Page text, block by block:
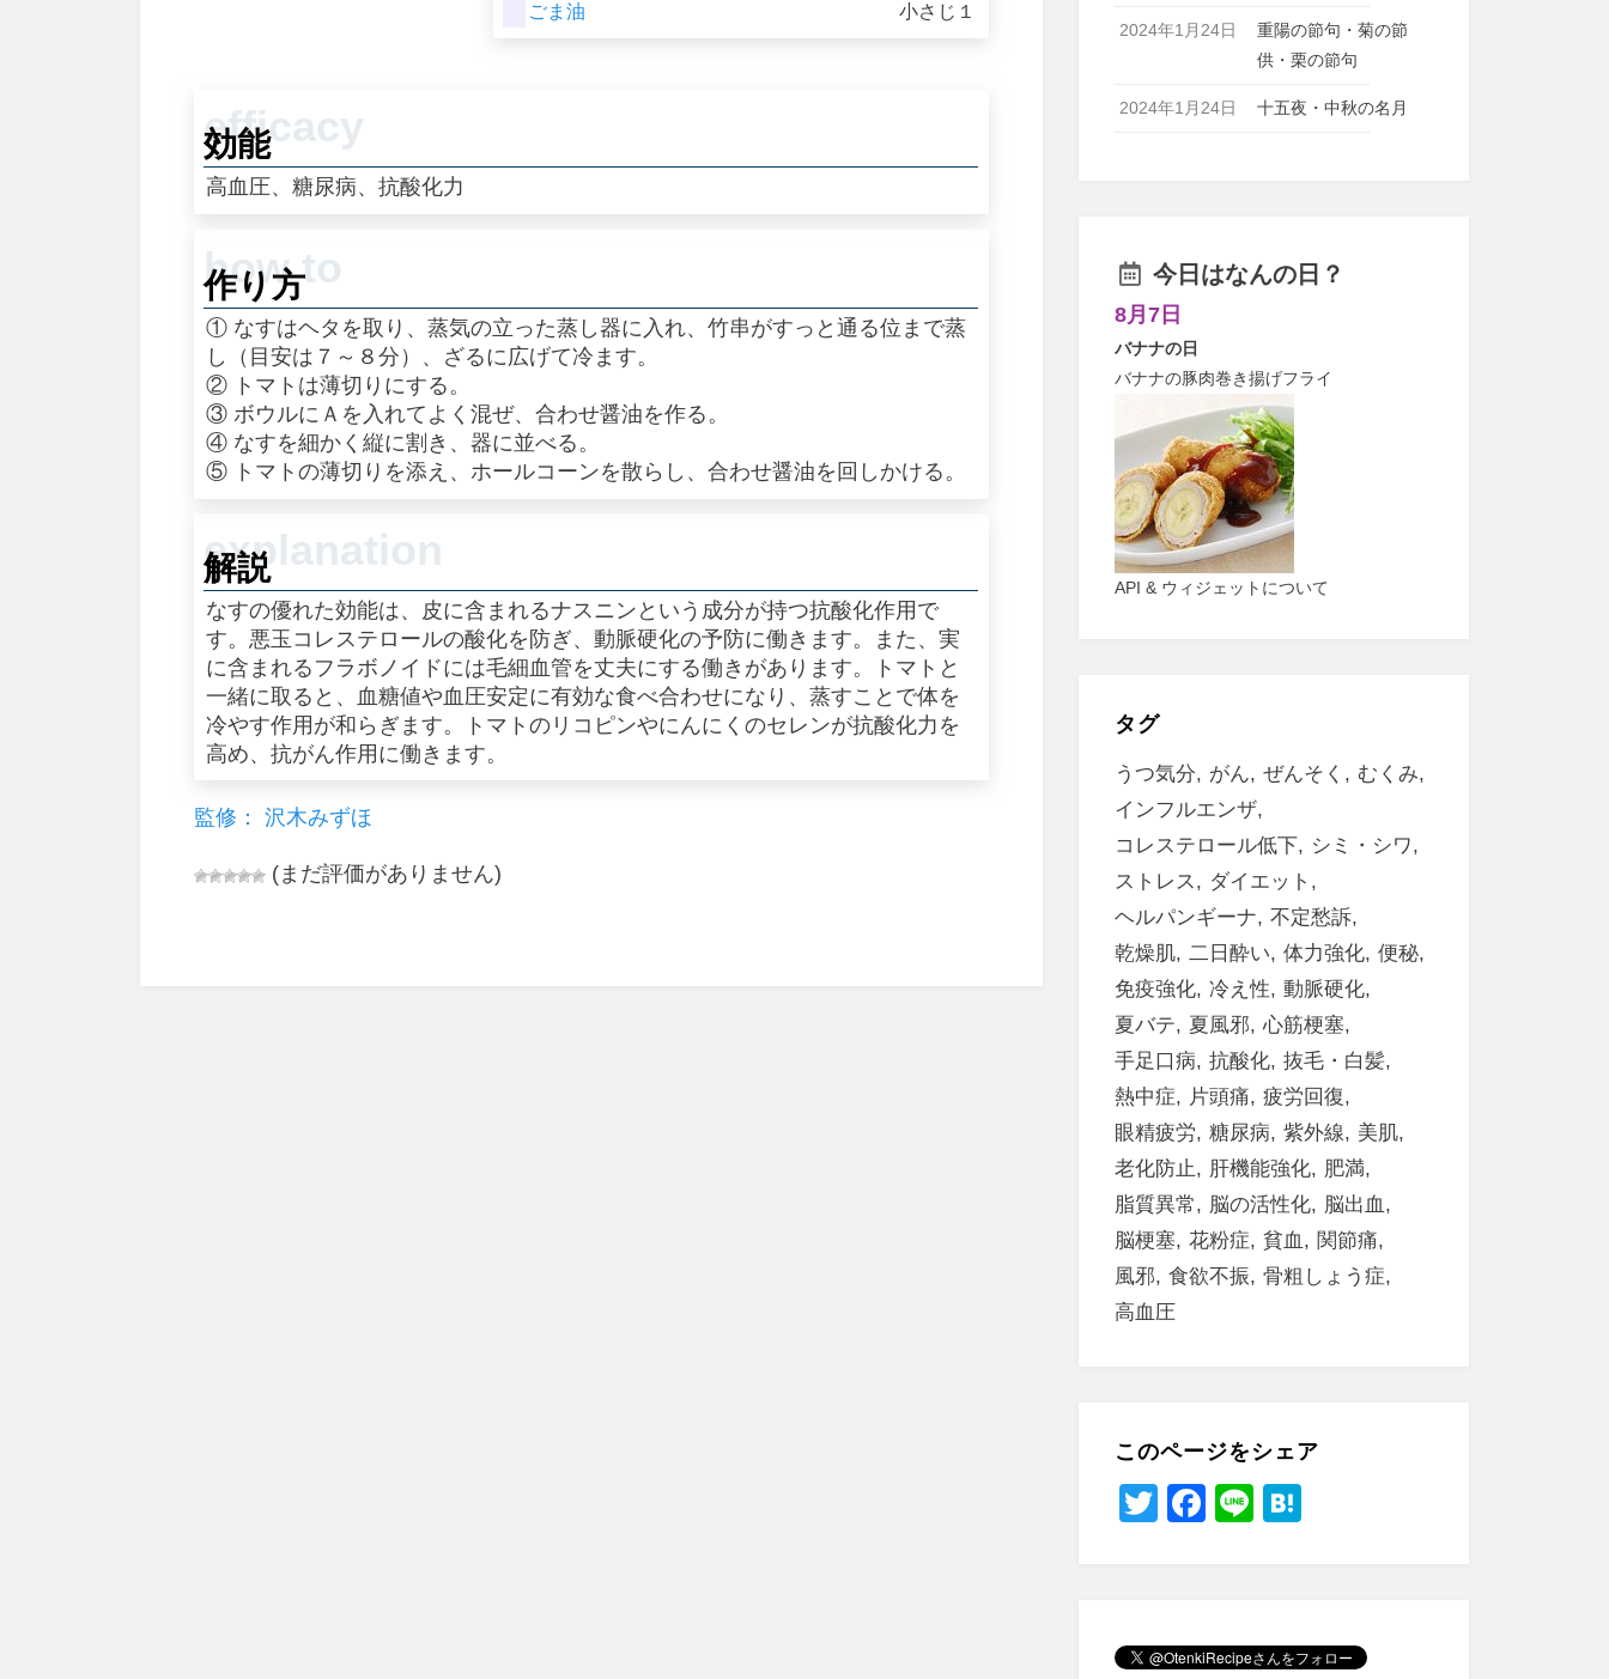
ごま油
小さじ１
効能
高血圧、糖尿病、抗酸化力
作り方
① なすはヘタを取り、蒸気の立った蒸し器に入れ、竹串がすっと通る位まで蒸
し（目安は７～８分）、ざるに広げて冷ます。
② トマトは薄切りにする。
③ ボウルにＡを入れてよく混ぜ、合わせ醤油を作る。
④ なすを細かく縦に割き、器に並べる。
⑤ トマトの薄切りを添え、ホールコーンを散らし、合わせ醤油を回しかける。
解説
なすの優れた効能は、皮に含まれるナスニンという成分が持つ抗酸化作用で
す。悪玉コレステロールの酸化を防ぎ、動脈硬化の予防に働きます。また、実
に含まれるフラボノイドには毛細血管を丈夫にする働きがあります。トマトと
一緒に取ると、血糖値や血圧安定に有効な食べ合わせになり、蒸すことで体を
冷やす作用が和らぎます。トマトのリコピンやにんにくのセレンが抗酸化力を
高め、抗がん作用に働きます。
監修： 沢木みずほ
(まだ評価がありません)
2024年1月24日
重陽の節句・菊の節
供・栗の節句
2024年1月24日 十五夜・中秋の名月
今日はなんの日？
8月7日
バナナの日
バナナの豚肉巻き揚げフライ
API & ウィジェットについて
タグ
うつ気分 がん ぜんそく
むくみ
インフルエンザ
コレステロール低下
シミ・シワ
ストレス
ダイエット
ヘルパンギーナ
不定愁訴
乾燥肌 二日酔い 体力強化 便秘
免疫強化 冷え性
動脈硬化
夏バテ
夏風邪
心筋梗塞
手足口病
抗酸化 抜毛・白髪
熱中症
片頭痛
疲労回復
眼精疲労
糖尿病 紫外線
美肌
老化防止
肝機能強化
肥満
脂質異常
脳の活性化
脳出血
脳梗塞
花粉症 貧血
関節痛
風邪
食欲不振
骨粗しょう症
高血圧
このページをシェア
T
F
b
Li
a